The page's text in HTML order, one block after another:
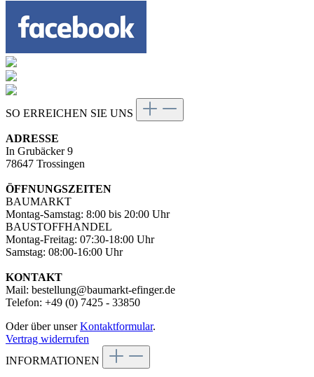
SO ERREICHEN SIE UNS
ADRESSE
In Grubäcker 9
78647 Trossingen
ÖFFNUNGSZEITEN
BAUMARKT
Montag-Samstag: 8:00 bis 20:00 Uhr
BAUSTOFFHANDEL
Montag-Freitag: 07:30-18:00 Uhr
Samstag: 08:00-16:00 Uhr
KONTAKT
Mail: bestellung@baumarkt-efinger.de
Telefon: +49 (0) 7425 - 33850
Oder über unserKontaktformular.
Vertrag widerrufen
INFORMATIONEN